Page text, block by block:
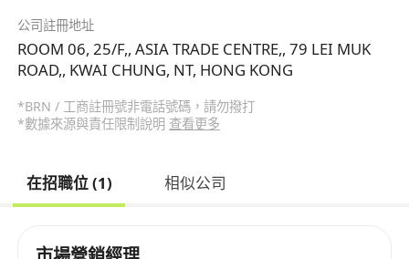
公司註冊地址
ROOM 06, 25/F,, ASIA TRADE CENTRE,, 79 LEI MUK
ROAD,, KWAI CHUNG, NT, HONG KONG
*BRN / 工商註冊號非電話號碼，請勿撥打
*數據來源與責任限制說明 查看更多
在招職位 (1) 相似公司